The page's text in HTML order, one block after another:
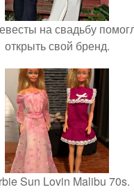
на свадьбу
открыть свой бренд.
Sun Lovin Malibu 70s.